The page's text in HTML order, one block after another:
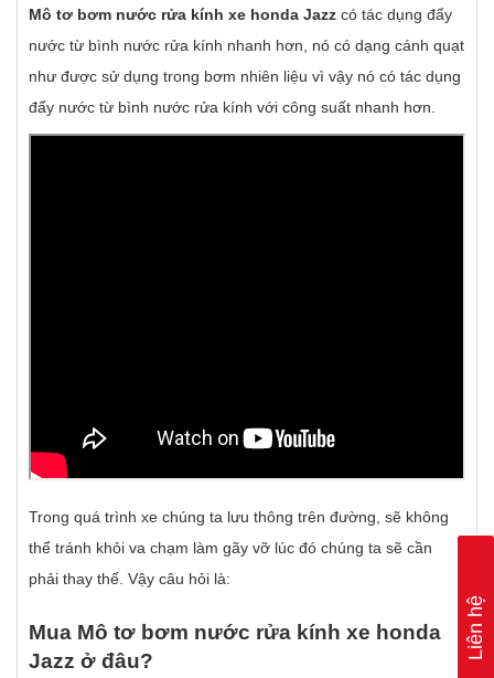
Mô tơ bơm nước rửa kính xe honda Jazz có tác dụng đẩy
nước từ bình nước rửa kính nhanh hơn, nó có dạng cánh quạt
như được sử dụng trong bơm nhiên liệu vì vậy nó có tác dụng
đẩy nước từ bình nước rửa kính với công suất nhanh hơn.
Trong quá trình xe chúng ta lưu thông trên đường, sẽ không
thể tránh khỏi va chạm làm gãy vỡ lúc đó chúng ta sẽ cần
phải thay thế. Vậy câu hỏi là:
Mua Mô tơ bơm nước rửa kính xe honda
Jazz ở đâu?
Liên hệ